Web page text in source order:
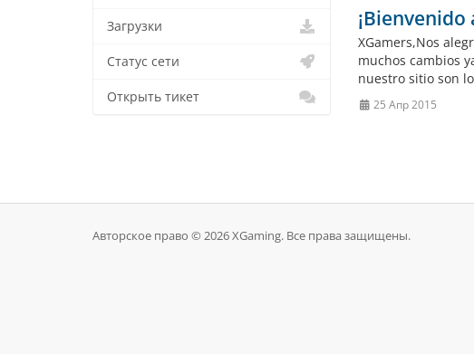
¡Bienvenido
XGamers,Nos
muchos cambios
nuestro sitio son
25 Апр 2015
Загрузки
Статус сети
Открыть тикет
Авторское право © 2026 XGaming. Все права защищены.